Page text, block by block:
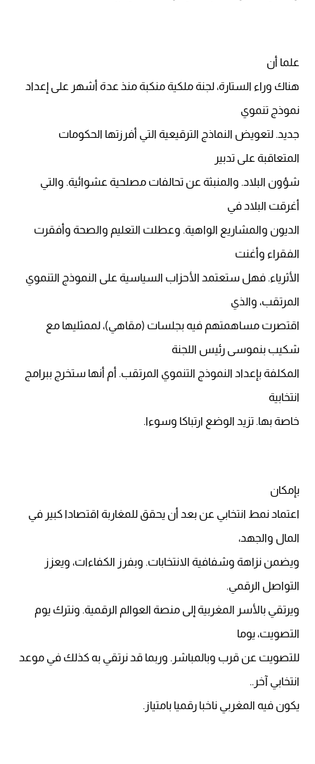
علما أن
هناك وراء الستارة، لجنة ملكية منكبة منذ عدة أشهر على إعداد
نموذج تنموي
جديد. لتعويض النماذج الترقيعية التي أفرزتها الحكومات
المتعاقبة على تدبير
شؤون البلاد. والمنبثة عن تحالفات مصلحية عشوائية. والتي
أغرقت البلاد في
الديون والمشاريع الواهية. وعطلت التعليم والصحة وأفقرت
الفقراء وأغنت
الأثرياء. فهل ستعتمد الأحزاب السياسية على النموذج التنموي
المرتقب، والذي
اقتصرت مساهمتهم فيه بجلسات (مقاهي)، لممثليها مع
شكيب بنموسى رئيس اللجنة
المكلفة بإعداد النموذج التنموي المرتقب. أم أنها ستخرج ببرامج
انتخابية
خاصة بها. تزيد الوضع ارتباكا وسوءا.
بإمكان
اعتماد نمط انتخابي عن بعد أن يحقق للمغاربة اقتصادا كبير في
المال والجهد،
ويضمن نزاهة وشفافية الانتخابات. وبفرز الكفاءات، ويعزز
التواصل الرقمي.
ويرتقي بالأسر المغربية إلى منصة العوالم الرقمية. ونترك يوم
التصويت، يوما
للتصويت عن قرب وبالمباشر. وربما قد نرتقي به كذلك في موعد
انتخابي آخر..
يكون فيه المغربي ناخبا رقميا بامتياز.